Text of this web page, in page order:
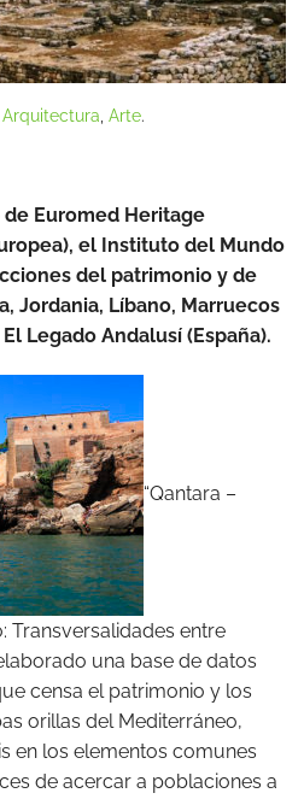
Arquitectura Arte.
Euromed Heritage
el Instituto del Mundo
del patrimonio y de
Jordania, Líbano, Marruecos
Legado Andalusí (España).
“Qantara –
Transversalidades entre
una base de datos
censa el patrimonio y los
orillas del Mediterráneo,
en los elementos comunes
de acercar a poblaciones a